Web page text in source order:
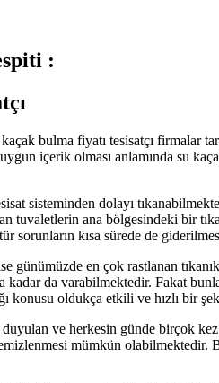
:
bulma fiyatı tesisatçı firmalar
içerik olması anlamında su
sisteminden dolayı
tuvaletlerin ana bölgesindeki bir
sorunların kısa sürede de
günümüzde en çok rastlanan
kadar da varabilmektedir. Fakat
konusu oldukça etkili ve hızlı bir
ve herkesin günde birçok
mümkün